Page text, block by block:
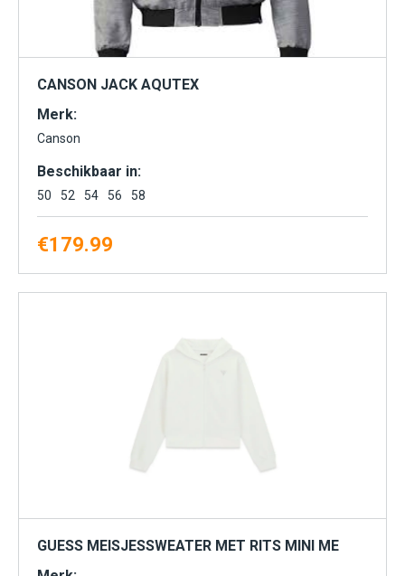
CANSON JACK AQUTEX
Merk:
Canson
Beschikbaar in:
50 52 54 56 58
€179.99
GUESS MEISJESSWEATER MET RITS MINI ME